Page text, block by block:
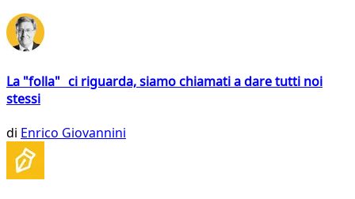
La "folla" ci riguarda, siamo chiamati a dare tutti noi
stessi
di Enrico Giovannini